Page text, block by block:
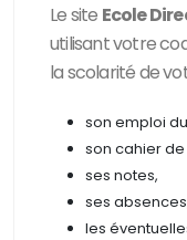
Le site Ecole
utilisant votre
la scolarité de
son emploi
son cahier de
ses notes,
ses
les